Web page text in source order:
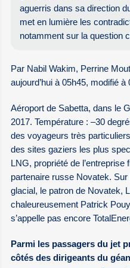
aguerris dans sa direction
met en lumière les
notamment sur la question
Par Nabil Wakim, Perrine
aujourd’hui à 05h45, modifié à
Aéroport de Sabetta, dans le
2017. Température : –30
des voyageurs très
des sites gaziers les plus
LNG, propriété de l’entreprise
partenaire russe Novatek.
glacial, le patron de Novatek,
chaleureusement Patrick
s’appelle pas encore
Parmi les passagers du jet
côtés des dirigeants du